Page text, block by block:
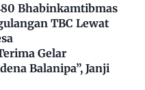
Bhabinkamtibmas
TBC Lewat
Gelar
Balanipa”, Janji